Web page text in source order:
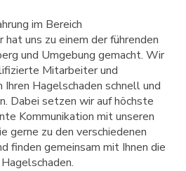
im Bereich
uns zu einem der führenden
und Umgebung gemacht. Wir
Mitarbeiter und
Hagelschaden schnell und
Dabei setzen wir auf höchste
Kommunikation mit unseren
gerne zu den verschiedenen
finden gemeinsam mit Ihnen die